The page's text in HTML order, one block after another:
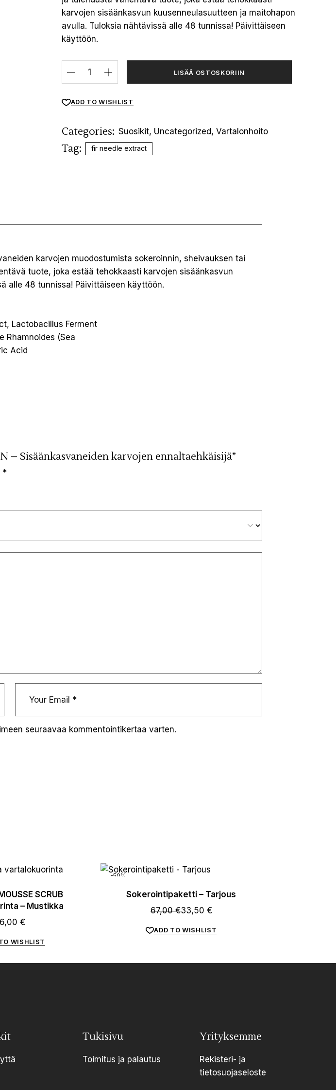
karvojen sisäänkasvun kuusenneulasuutteen ja maitohapon
avulla. Tuloksia nähtävissä alle 48 tunnissa! Päivittäiseen
käyttöön.
LISÄÄ OSTOSKORIIN
ADD TO WISHLIST
Categories: Suosikit, Uncategorized, Vartalonhoito
Tag: fir needle extract
karvojen muodostumista sokeroinnin, sheivauksen tai
tuote, joka estää tehokkaasti karvojen sisäänkasvun
alle 48 tunnissa! Päivittäiseen käyttöön.
Lactobacillus Ferment
Rhamnoides (Sea
Acid
– Sisäänkasvaneiden karvojen ennaltaehkäisijä”
*
seuraavaa kommentointikertaa varten.
SCRUB
– Mustikka
€
WISHLIST
-50%
Sokerointipaketti – Tarjous
67,00€33,50 €
ADD TO WISHLIST
Tukisivu
Toimitus ja palautus
Yrityksemme
Rekisteri- ja
tietosuojaseloste